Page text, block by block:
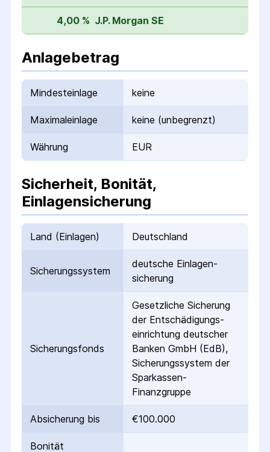
4,00 % J.P. Morgan SE
Anlagebetrag
Mindesteinlage keine
Maximaleinlage keine (unbegrenzt)
Währung EUR
Sicherheit, Bonität,
Einlagensicherung
Land (Einlagen) Deutschland
Sicherungs­system
deutsche Einlagen­
sicherung
Sicherungs­fonds
Gesetzliche Sicherung
der Entschädigungs­
einrichtung deutscher
Banken GmbH (EdB),
Sicherungssystem der
Sparkassen-
Finanzgruppe
Absicherung bis €100.000
Bonität